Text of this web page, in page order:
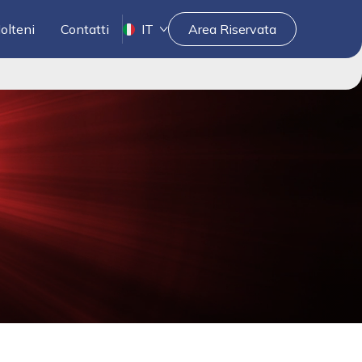
Contatti IT Area Riservata
Il percorso della BUMD